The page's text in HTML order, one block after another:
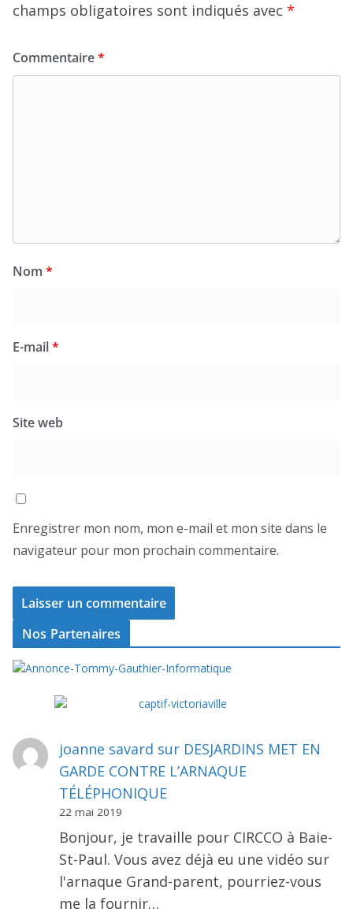
champs obligatoires sont indiqués avec *
Commentaire*
Nom *
E-mail*
Site web
Enregistrer mon nom, mon e-mail et mon site dans le
navigateur pour mon prochain commentaire.
Nos Partenaires
joanne savard sur DESJARDINS MET EN
GARDE CONTRE L’ARNAQUE
TÉLÉPHONIQUE
22 mai 2019
Bonjour, je travaille pour CIRCCO à Baie-
St-Paul. Vous avez déjà eu une vidéo sur
l'arnaque Grand-parent, pourriez-vous
me la fournir…